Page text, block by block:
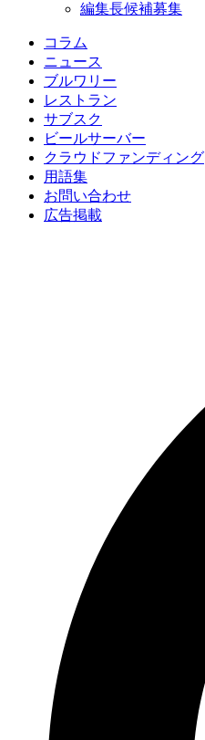
編集長候補募集
コラム
ニュース
ブルワリー
レストラン
サブスク
ビールサーバー
クラウドファンディング
用語集
お問い合わせ
広告掲載